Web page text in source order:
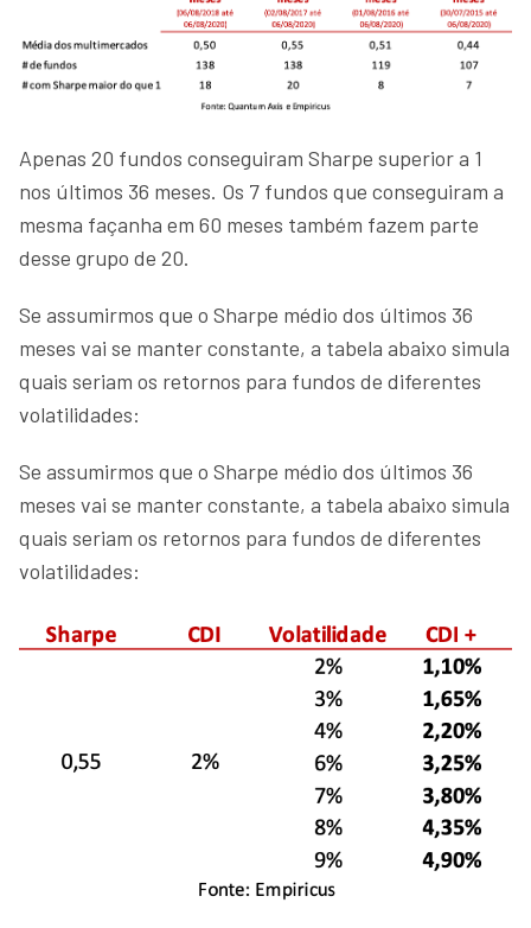
Apenas 20 fundos conseguiram Sharpe superior a 1
nos últimos 36 meses. Os 7 fundos que conseguiram a
mesma façanha em 60 meses também fazem parte
desse grupo de 20.
Se assumirmos que o Sharpe médio dos últimos 36
meses vai se manter constante, a tabela abaixo simula
quais seriam os retornos para fundos de diferentes
volatilidades:
Se assumirmos que o Sharpe médio dos últimos 36
meses vai se manter constante, a tabela abaixo simula
quais seriam os retornos para fundos de diferentes
volatilidades: